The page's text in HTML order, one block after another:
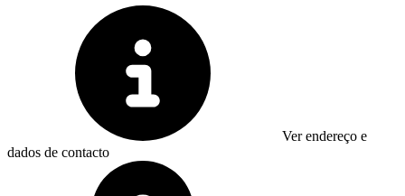
Ver endereço e
dados de contacto